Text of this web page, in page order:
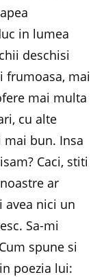
in lumea
deschisi
frumoasa, mai
mai multa
cu alte
mai bun. Insa
Caci, stiti
ar
avea nici un
Sa-mi
spune si
poezia lui: